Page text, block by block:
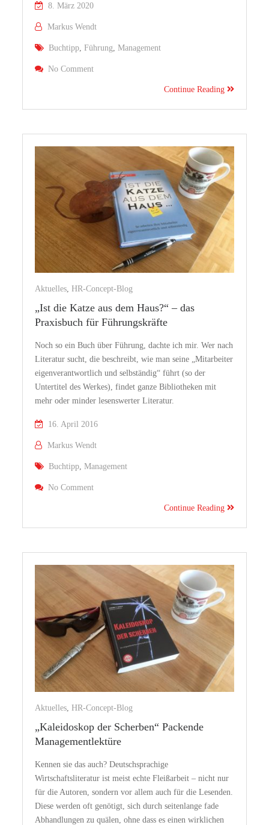
8. März 2020
Markus Wendt
Buchtipp ,Führung ,Management
No CommentOn Mitarbeitergespräche: Motivierend, Wirksam,
Continue Reading
Aktuelles,HR-Concept-Blog
„Ist die Katze aus dem Haus?“ – das
Praxisbuch für Führungskräfte
Noch so ein Buch über Führung, dachte ich mir. Wer nach
Literatur sucht, die beschreibt, wie man seine „Mitarbeiter
eigenverantwortlich und selbständig“ führt (so der
Untertitel des Werkes), findet ganze Bibliotheken mit
mehr oder minder lesenswerter Literatur.
16. April 2016
Markus Wendt
Buchtipp,Management
No CommentOn „Ist Die Katze Aus Dem Haus?“ – Das
Continue Reading
Aktuelles ,HR-Concept-Blog
„Kaleidoskop der Scherben“ Packende
Managementlektüre
Kennen sie das auch? Deutschsprachige
Wirtschaftsliteratur ist meist echte Fleißarbeit – nicht nur
für die Autoren, sondern vor allem auch für die Lesenden.
Diese werden oft genötigt, sich durch seitenlange fade
Abhandlungen zu quälen, ohne dass es einen wirklichen